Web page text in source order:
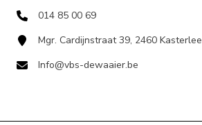
014 85 00 69
Mgr. Cardijnstraat 39, 2460 Kasterlee
Info@vbs-dewaaier.be